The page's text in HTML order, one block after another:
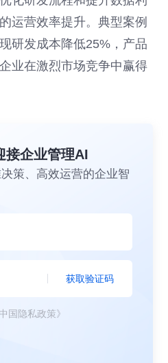
运营效率提升。典型案例
研发成本降低25%，产品
业在激烈市场竞争中赢得
接企业管理AI
策、高效运营的企业智
获取验证码
国隐私政策》